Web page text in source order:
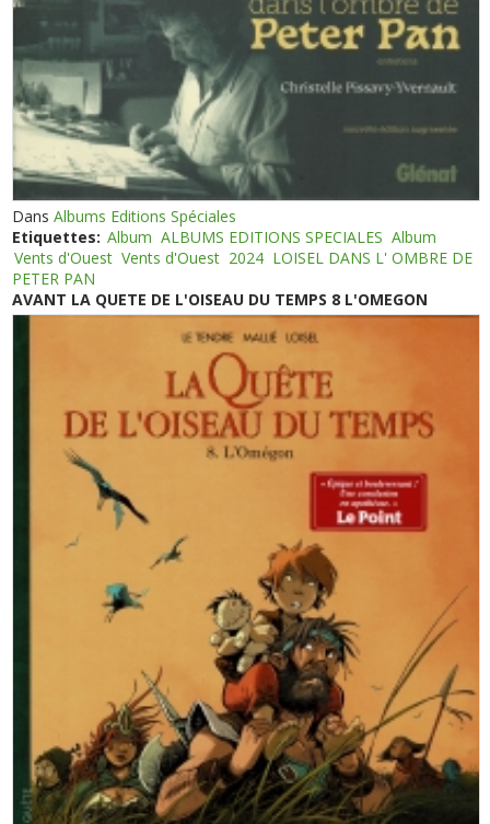
DansAlbums Editions Spéciales
Etiquettes: Album ALBUMS EDITIONS SPECIALES Album
Vents d'Ouest Vents d'Ouest 2024 LOISEL DANS L' OMBRE DE
PETER PAN
AVANT LA QUETE DE L'OISEAU DU TEMPS 8 L'OMEGON